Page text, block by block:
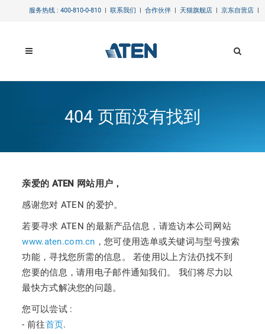
服务热线 : 400-810-0-810 | 联系我们 | 合作伙伴 | 天猫旗舰店 | 京东自营店 |
404 页面没有找到
亲爱的 ATEN 网站用户，
感谢您对 ATEN 的爱护。
若要寻求 ATEN 的最新产品信息，请造访本公司网站
www.aten.com.cn ，您可使用选单或关键词与型号搜索
功能，寻找您所需的信息。 若使用以上方法仍找不到
您要的信息，请用电子邮件通知我们。 我们将尽力以
最快方式解决您的问题。
您可以尝试 :
- 前往首页.